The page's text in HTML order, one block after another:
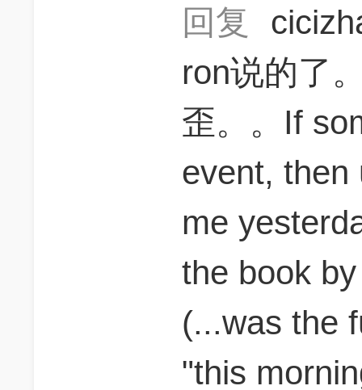
回复
ron说的了
歪。。If
event, then
me
the book
(...was the
"this